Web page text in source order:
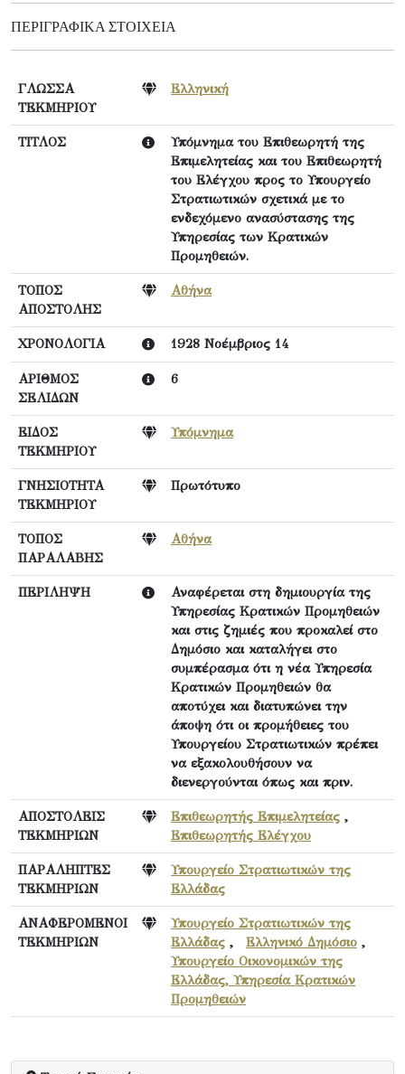
ΠΕΡΙΓΡΑΦΙΚΆ ΣΤΟΙΧΕΊΑ
ΓΛΩΣΣΑ
ΤΕΚΜΗΡΙΟΥ
Ελληνική
ΤΙΤΛΟΣ
Υπόμνημα του Επιθεωρητή της
Επιμελητείας και του Επιθεωρητή
του Ελέγχου προς το Υπουργείο
Στρατιωτικών σχετικά με το
ενδεχόμενο ανασύστασης της
Υπηρεσίας των Κρατικών
Προμηθειών.
ΤΟΠΟΣ
ΑΠΟΣΤΟΛΗΣ
Αθήνα
ΧΡΟΝΟΛΟΓΙΑ 1928 Νοέμβριος 14
ΑΡΙΘΜΟΣ
ΣΕΛΙΔΩΝ
6
ΕΙΔΟΣ
ΤΕΚΜΗΡΙΟΥ
Υπόμνημα
ΓΝΗΣΙΟΤΗΤΑ
ΤΕΚΜΗΡΙΟΥ
Πρωτότυπο
ΤΟΠΟΣ
ΠΑΡΑΛΑΒΗΣ
Αθήνα
ΠΕΡΙΛΗΨΗ
Αναφέρεται στη δημιουργία της
Υπηρεσίας Κρατικών Προμηθειών
και στις ζημιές που προκαλεί στο
Δημόσιο και καταλήγει στο
συμπέρασμα ότι η νέα Υπηρεσία
Κρατικών Προμηθειών θα
αποτύχει και διατυπώνει την
άποψη ότι οι προμήθειες του
Υπουργείου Στρατιωτικών πρέπει
να εξακολουθήσουν να
διενεργούνται όπως και πριν.
ΑΠΟΣΤΟΛΕΙΣ
ΤΕΚΜΗΡΙΩΝ
Επιθεωρητής Επιμελητείας ,
Επιθεωρητής Ελέγχου
ΠΑΡΑΛΗΠΤΕΣ
ΤΕΚΜΗΡΙΩΝ
Υπουργείο Στρατιωτικών της
Ελλάδας
ΑΝΑΦΕΡΟΜΕΝΟΙ
ΤΕΚΜΗΡΙΩΝ
Υπουργείο Στρατιωτικών της
Ελλάδας , Ελληνικό Δημόσιο ,
Υπουργείο Οικονομικών της
Ελλάδας, Υπηρεσία Κρατικών
Προμηθειών